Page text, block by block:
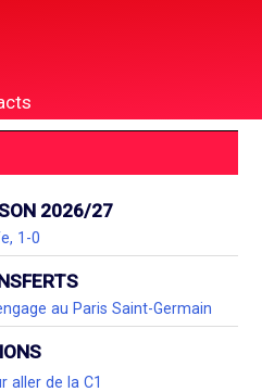
2026/27
1-0
au Paris Saint-Germain
aller de la C1